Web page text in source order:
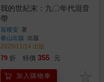
我的世紀末：九〇年代混音
帶
翁稷安 著
春山出版
出版
2025/11/14 出版
79 折 特價 355 元
加入購物車